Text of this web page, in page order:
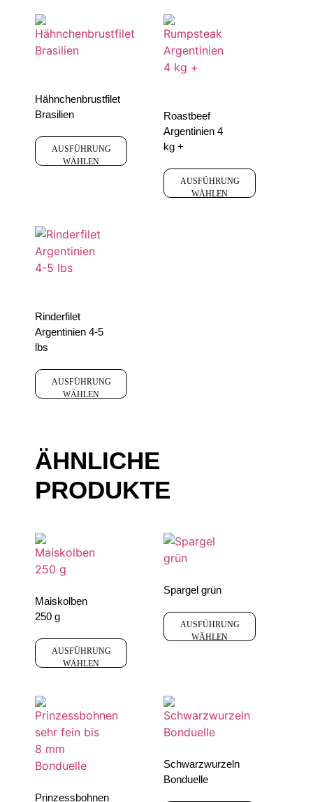
Hähnchenbrustfilet
Brasilien
AUSFÜHRUNG
WÄHLEN
Roastbeef
Argentinien 4
kg +
AUSFÜHRUNG
WÄHLEN
Rinderfilet
Argentinien 4-5
lbs
AUSFÜHRUNG
WÄHLEN
ÄHNLICHE
PRODUKTE
Maiskolben
250 g
AUSFÜHRUNG
WÄHLEN
Spargel grün
AUSFÜHRUNG
WÄHLEN
Prinzessbohnen
Schwarzwurzeln
Bonduelle